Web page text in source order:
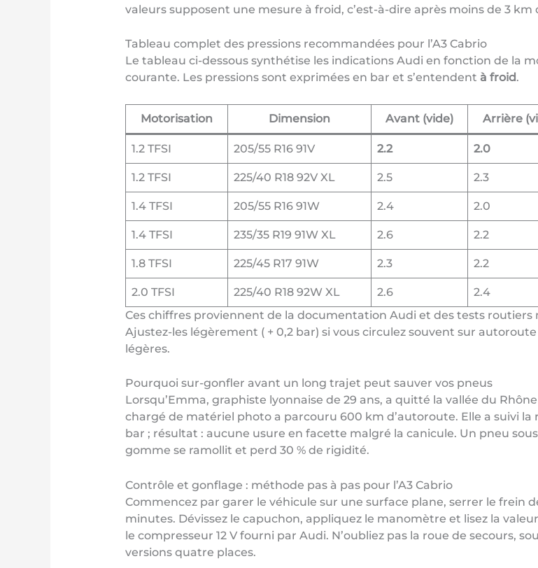
valeurs supposent une mesure à froid, c’est-à-dire après moins de 3 km
Tableau complet des pressions recommandées pour l’A3 Cabrio
Le tableau ci-dessous synthétise les indications Audi en fonction de la
courante. Les pressions sont exprimées en bar et s’entendent à froid .
Motorisation Dimension Avant (vide) Arrière
1.2 TFSI 205/55 R16 91V 2.2 2.0
1.2 TFSI 225/40 R18 92V XL 2.5 2.3
1.4 TFSI 205/55 R16 91W 2.4 2.0
1.4 TFSI 235/35 R19 91W XL 2.6 2.2
1.8 TFSI 225/45 R17 91W 2.3 2.2
2.0 TFSI 225/40 R18 92W XL 2.6 2.4
Ces chiffres proviennent de la documentation Audi et des tests routiers
Ajustez-les légèrement ( + 0,2 bar) si vous circulez souvent sur
légères.
Pourquoi sur-gonfler avant un long trajet peut sauver vos pneus
Lorsqu’Emma, graphiste lyonnaise de 29 ans, a quitté la vallée du
chargé de matériel photo a parcouru 600 km d’autoroute. Elle a suivi
bar ; résultat : aucune usure en facette malgré la canicule. Un pneu
gomme se ramollit et perd 30 % de rigidité.
Contrôle et gonflage : méthode pas à pas pour l’A3 Cabrio
Commencez par garer le véhicule sur une surface plane, serrer le frein
minutes. Dévissez le capuchon, appliquez le manomètre et lisez la
le compresseur 12 V fourni par Audi. N’oubliez pas la roue de secours,
versions quatre places.